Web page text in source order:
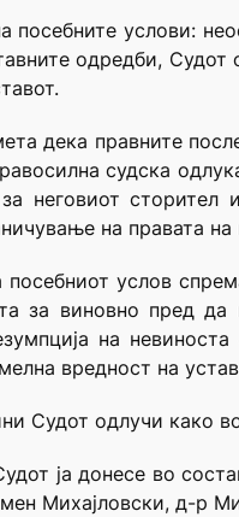
посебните услови:
одредби, Судот
дека правните
судска
за неговиот
на правата
посебниот услов
за виновно пред да
на
вредност на
Судот одлучи како
ја донесе во
Михајловски, д-р